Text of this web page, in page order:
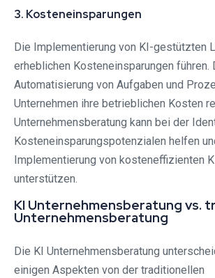
3. Kosteneinsparungen
Die Implementierung von KI-gestützten
erheblichen Kosteneinsparungen führen.
Automatisierung von Aufgaben und
Unternehmen ihre betrieblichen Kosten
Unternehmensberatung kann bei der
Kosteneinsparungspotenzialen helfen
Implementierung von kosteneffizienten
unterstützen.
KI Unternehmensberatung vs.
Unternehmensberatung
Die KI Unternehmensberatung
einigen Aspekten von der traditionellen